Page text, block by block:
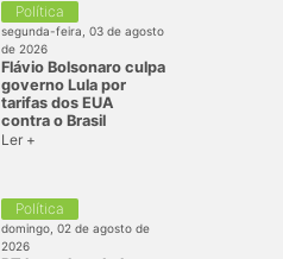
Política
segunda-feira, 03 de agosto
de 2026
Flávio Bolsonaro culpa
governo Lula por
tarifas dos EUA
contra o Brasil
Ler +
Política
domingo, 02 de agosto de
2026